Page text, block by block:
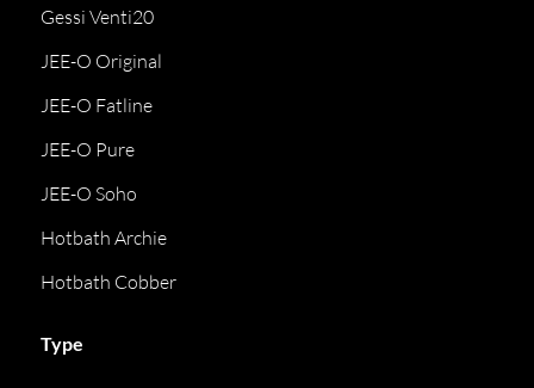
Gessi Venti20
JEE-O Original
JEE-O Fatline
JEE-O Pure
JEE-O Soho
Hotbath Archie
Hotbath Cobber
Type